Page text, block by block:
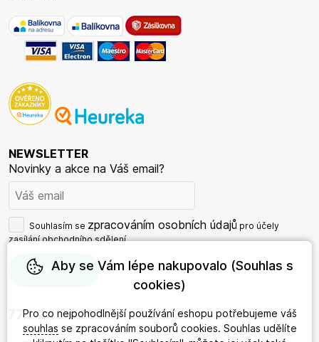
NEWSLETTER
Novinky a akce na Váš email?
Souhlasím se zpracováním osobních údajů pro účely
zasílání obchodního sdělení.
774 245 625
Aby se Vám lépe nakupovalo (Souhlas s
cookies)
Pro co nejpohodlnější používání eshopu potřebujeme váš
souhlas se zpracováním souborů cookies. Souhlas udělíte